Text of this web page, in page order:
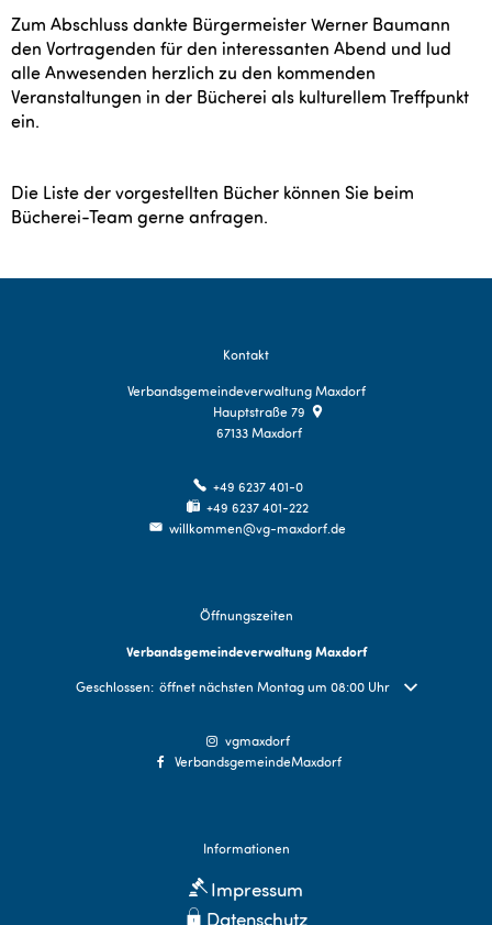
Zum Abschluss dankte Bürgermeister Werner Baumann
den Vortragenden für den interessanten Abend und lud
alle Anwesenden herzlich zu den kommenden
Veranstaltungen in der Bücherei als kulturellem Treffpunkt
ein.
Die Liste der vorgestellten Bücher können Sie beim
Bücherei-Team gerne anfragen.
Kontakt
Verbandsgemeindeverwaltung Maxdorf
Hauptstraße 79
67133 Maxdorf
+49 6237 401-0
+49 6237 401-222
willkommen@vg-maxdorf.de
Öffnungszeiten
Verbandsgemeindeverwaltung Maxdorf
Klicken, um weitere Öffnungs- oder Schließzeiten auszublenden
Geschlossen: öffnet nächsten Montag um 08:00 Uhr
vgmaxdorf
VerbandsgemeindeMaxdorf
Informationen
Impressum
Datenschutz